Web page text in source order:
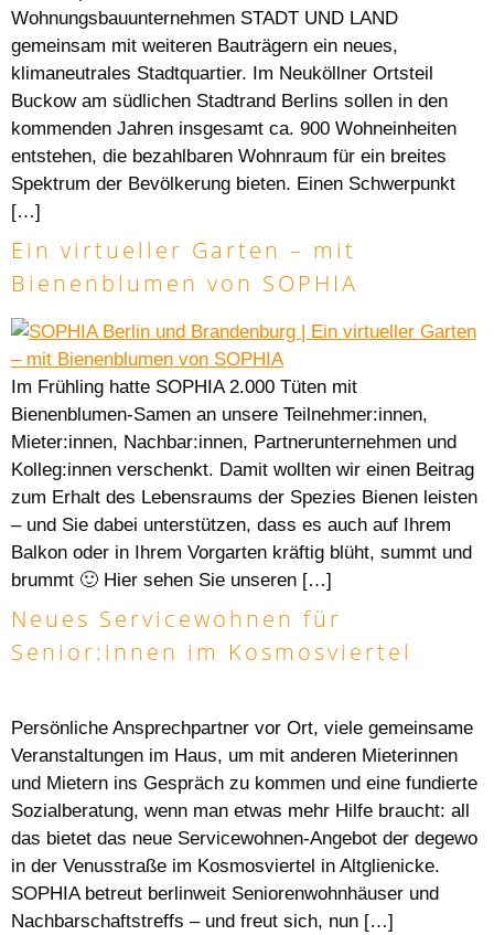
Wohnungsbauunternehmen STADT UND LAND
gemeinsam mit weiteren Bauträgern ein neues,
klimaneutrales Stadtquartier. Im Neuköllner Ortsteil
Buckow am südlichen Stadtrand Berlins sollen in den
kommenden Jahren insgesamt ca. 900 Wohneinheiten
entstehen, die bezahlbaren Wohnraum für ein breites
Spektrum der Bevölkerung bieten. Einen Schwerpunkt
[…]
Ein virtueller Garten – mit
Bienenblumen von SOPHIA
Im Frühling hatte SOPHIA 2.000 Tüten mit
Bienenblumen-Samen an unsere Teilnehmer:innen,
Mieter:innen, Nachbar:innen, Partnerunternehmen und
Kolleg:innen verschenkt. Damit wollten wir einen Beitrag
zum Erhalt des Lebensraums der Spezies Bienen leisten
– und Sie dabei unterstützen, dass es auch auf Ihrem
Balkon oder in Ihrem Vorgarten kräftig blüht, summt und
brummt 🙂 Hier sehen Sie unseren […]
Neues Servicewohnen für
Senior:innen im Kosmosviertel
Persönliche Ansprechpartner vor Ort, viele gemeinsame
Veranstaltungen im Haus, um mit anderen Mieterinnen
und Mietern ins Gespräch zu kommen und eine fundierte
Sozialberatung, wenn man etwas mehr Hilfe braucht: all
das bietet das neue Servicewohnen-Angebot der degewo
in der Venusstraße im Kosmosviertel in Altglienicke.
SOPHIA betreut berlinweit Seniorenwohnhäuser und
Nachbarschaftstreffs – und freut sich, nun […]